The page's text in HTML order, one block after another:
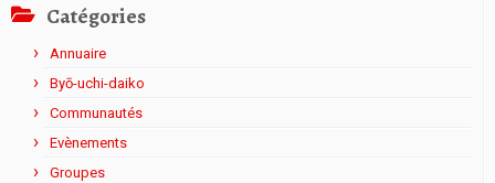
Catégories
Annuaire
Byō-uchi-daiko
Communautés
Evènements
Groupes